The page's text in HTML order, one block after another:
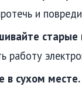
и
старые
работу
в сухом месте.